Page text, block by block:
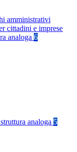
amministrativi
cittadini e imprese
analoga 6
analoga 5